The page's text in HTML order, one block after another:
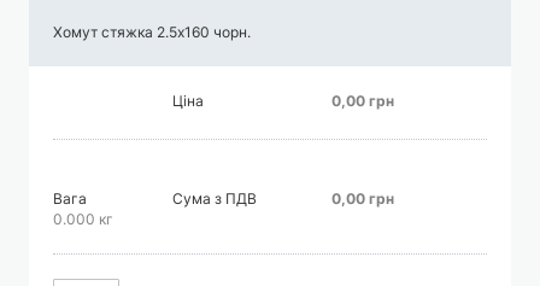
Хомут стяжка 2.5х160 чорн.
Ціна 0,00 грн
Вага
0.000 кг
Сума з ПДВ 0,00 грн